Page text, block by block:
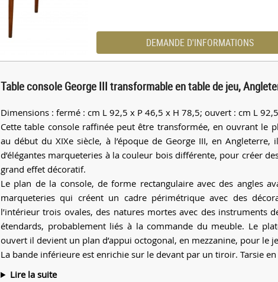
DEMANDE D'INFORMATIONS
Table console George III transformable en table de jeu,
Dimensions : fermé : cm L 92,5 x P 46,5 x H 78,5; ouvert : cm L
Cette table console raffinée peut être transformée, en ouvrant le
au début du XIXe siècle, à l’époque de George III, en
d’élégantes marqueteries à la couleur bois différente, pour créer
grand effet décoratif.
Le plan de la console, de forme rectangulaire avec des angles
marqueteries qui créent un cadre périmétrique avec des
l’intérieur trois ovales, des natures mortes avec des instruments
étendards, probablement liés à la commande du meuble. Le
ouvert il devient un plan d’appui octogonal, en mezzanine, pour le
La bande inférieure est enrichie sur le devant par un tiroir. Tarsie
Lire la suite